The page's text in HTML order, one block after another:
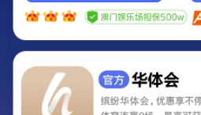
Hey